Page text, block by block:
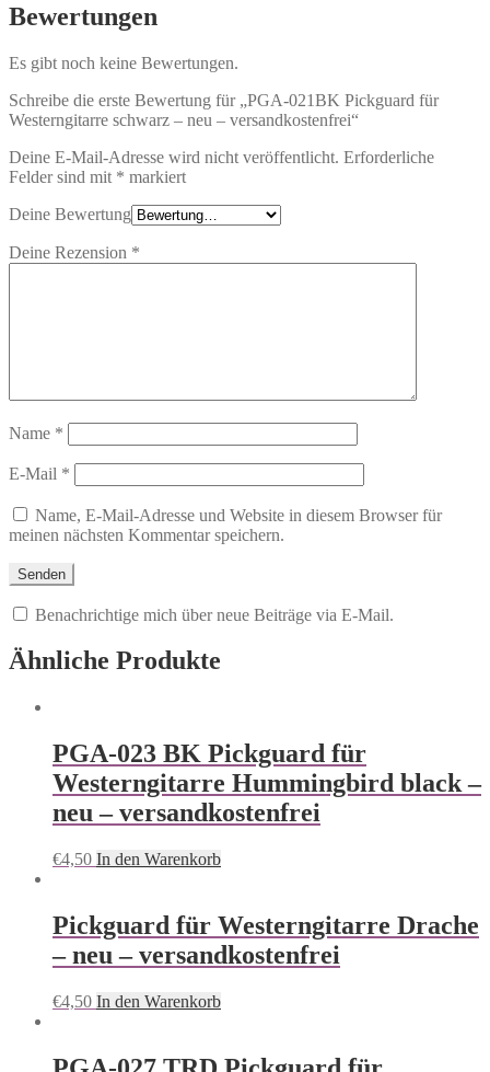
Bewertungen
Es gibt noch keine Bewertungen.
Schreibe die erste Bewertung für „PGA-021BK Pickguard für
Westerngitarre schwarz – neu – versandkostenfrei“
Deine E-Mail-Adresse wird nicht veröffentlicht. Erforderliche
Felder sind mit * markiert
Deine Bewertung
Deine Rezension *
Name *
E-Mail *
Name, E-Mail-Adresse und Website in diesem Browser für
meinen nächsten Kommentar speichern.
Benachrichtige mich über neue Beiträge via E-Mail.
Ähnliche Produkte
PGA-023 BK Pickguard für
Westerngitarre Hummingbird black –
neu – versandkostenfrei
€4,50 In den Warenkorb
Pickguard für Westerngitarre Drache
– neu – versandkostenfrei
€4,50 In den Warenkorb